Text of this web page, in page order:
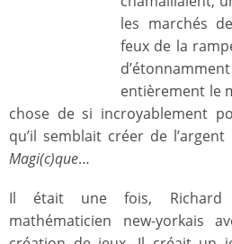
les marchés
feux de la
entièrement le
chose de si incroyablement
qu’il semblait créer de
Magi(c)que…
Il était une fois, Richard
mathématicien new-yorkais